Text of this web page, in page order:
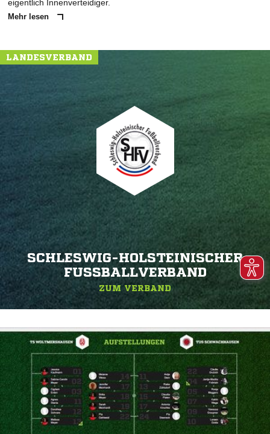
eigentlich Innenverteidiger.
Mehr lesen
LANDESVERBAND
SCHLESWIG-HOLSTEINISCHER
FUSSBALLVERBAND
ZUM VERBAND